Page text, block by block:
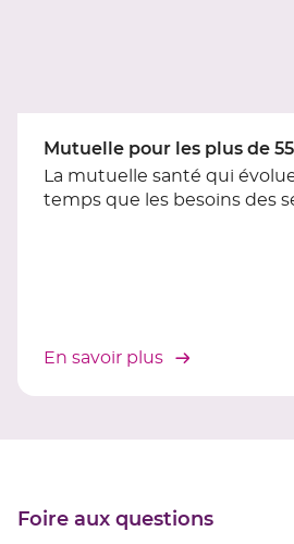
Mutuelle pour les plus de
La mutuelle santé qui
temps que les besoins des
En savoir plus
Foire aux questions